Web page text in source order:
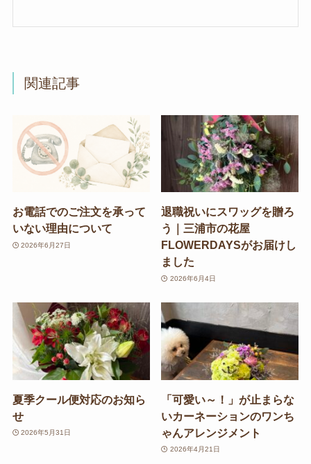
関連記事
お電話でのご注文を承って
いない理由について
2026年6月27日
退職祝いにスワッグを贈ろ
う｜三浦市の花屋
FLOWERDAYSがお届けし
ました
2026年6月4日
夏季クール便対応のお知ら
せ
2026年5月31日
「可愛い～！」が止まらな
いカーネーションのワンち
ゃんアレンジメント
2026年4月21日